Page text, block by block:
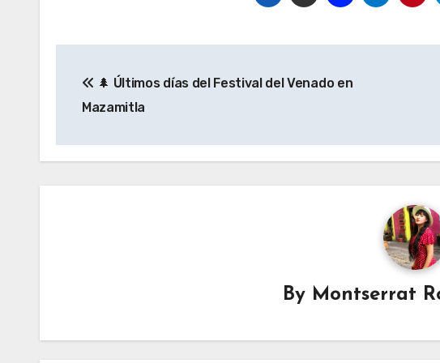
de
🌲 Últimos días del Festival del Venado en
Mazamitla
By Montserrat